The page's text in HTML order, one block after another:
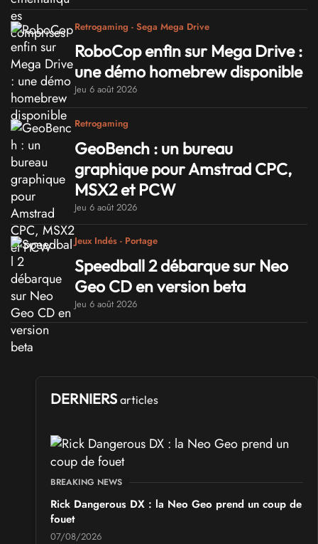
Retrogaming - Sega Mega Drive
RoboCop enfin sur Mega Drive :
une démo homebrew disponible
Jeu 6 août 2026
Retrogaming
GeoBench : un bureau
graphique pour Amstrad CPC,
MSX2 et PCW
Jeu 6 août 2026
Jeux Indés - Portage
Speedball 2 débarque sur Neo
Geo CD en version beta
Jeu 6 août 2026
DERNIERS articles
BREAKING NEWS
Rick Dangerous DX : la Neo Geo prend un coup de
fouet
07/08/2026